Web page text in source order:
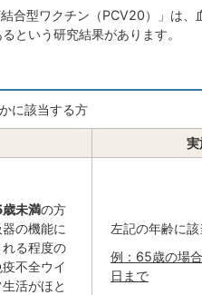
合型ワクチン（PCV20）」は、
という研究結果があります。
に該当する方
実
未満の方
の機能に
る程度の
不全ウイ
活がほと
左記の年齢に該
例：65歳の場
日まで